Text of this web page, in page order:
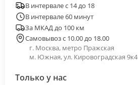
В интервале с 14 до 18
В интервале 60 минут
За МКАД до 100 км
Самовывоз с 10.00 до 18.00
г. Москва, метро Пражская
м. Южная, ул. Кировоградская 9к4
Только у нас